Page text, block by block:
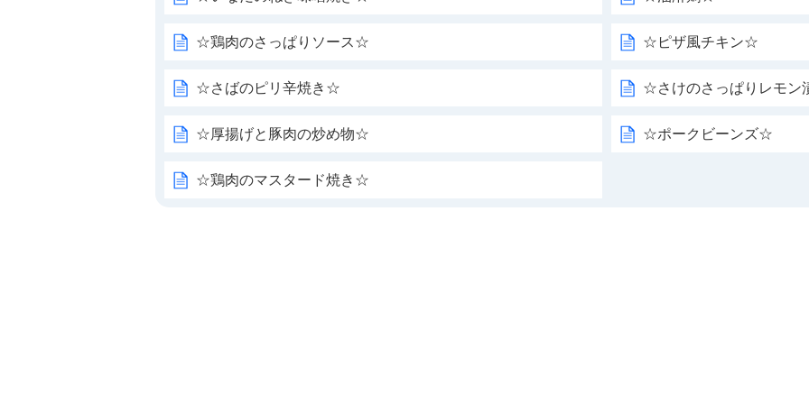
☆鶏肉のさっぱりソース☆ ☆ピザ風チキン☆
☆さばのピリ辛焼き☆ ☆さけのさっぱりレモ
☆厚揚げと豚肉の炒め物☆ ☆ポークビーンズ☆
☆鶏肉のマスタード焼き☆